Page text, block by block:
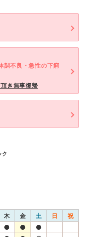
調不良・急性の下痢
き無事復帰
ク
木 金 土 日 祝